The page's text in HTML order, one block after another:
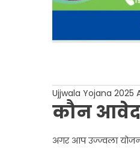
Ujjwala Yojana 2025
कौन
अगर आप उज्ज्वला